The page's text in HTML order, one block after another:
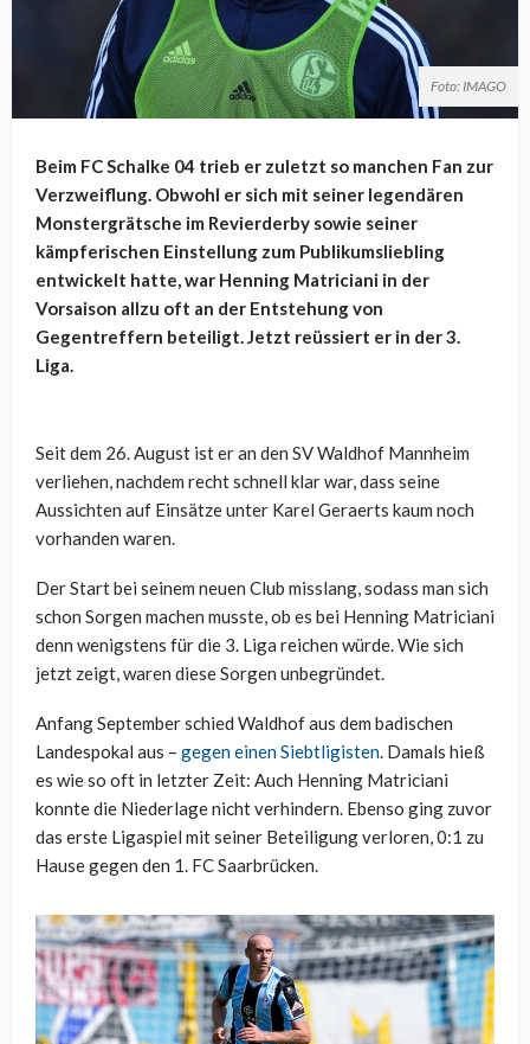
Foto: IMAGO
Beim FC Schalke 04 trieb er zuletzt so manchen Fan zur
Verzweiflung. Obwohl er sich mit seiner legendären
Monstergrätsche im Revierderby sowie seiner
kämpferischen Einstellung zum Publikumsliebling
entwickelt hatte, war Henning Matriciani in der
Vorsaison allzu oft an der Entstehung von
Gegentreffern beteiligt. Jetzt reüssiert er in der 3.
Liga.
Seit dem 26. August ist er an den SV Waldhof Mannheim
verliehen, nachdem recht schnell klar war, dass seine
Aussichten auf Einsätze unter Karel Geraerts kaum noch
vorhanden waren.
Der Start bei seinem neuen Club misslang, sodass man sich
schon Sorgen machen musste, ob es bei Henning Matriciani
denn wenigstens für die 3. Liga reichen würde. Wie sich
jetzt zeigt, waren diese Sorgen unbegründet.
Anfang September schied Waldhof aus dem badischen
Landespokal aus – gegen einen Siebtligisten. Damals hieß
es wie so oft in letzter Zeit: Auch Henning Matriciani
konnte die Niederlage nicht verhindern. Ebenso ging zuvor
das erste Ligaspiel mit seiner Beteiligung verloren, 0:1 zu
Hause gegen den 1. FC Saarbrücken.